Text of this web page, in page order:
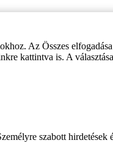
Az Összes
kattintva is. A
szabott hirdetések